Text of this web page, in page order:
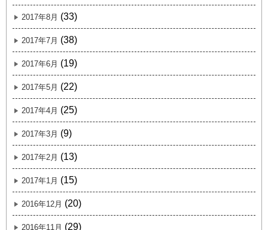
2017年8月 (33)
2017年7月 (38)
2017年6月 (19)
2017年5月 (22)
2017年4月 (25)
2017年3月 (9)
2017年2月 (13)
2017年1月 (15)
2016年12月 (20)
2016年11月 (29)